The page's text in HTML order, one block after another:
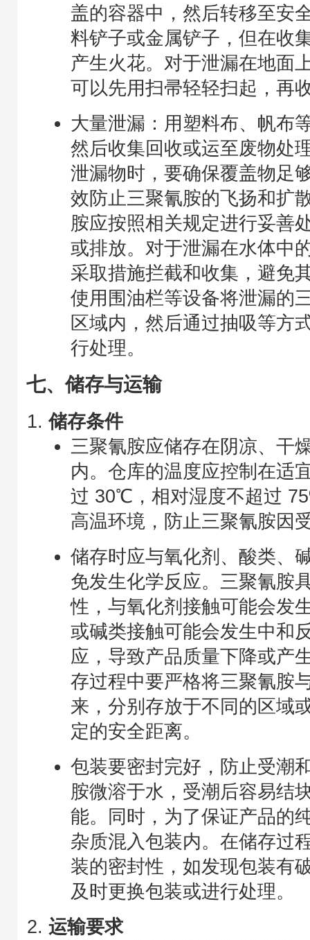
盖的容器中，然后转移至安
料铲子或金属铲子，但在收
产生火花。对于泄漏在地面
可以先用扫帚轻轻扫起，再
大量泄漏：用塑料布、帆布
然后收集回收或运至废物处
泄漏物时，要确保覆盖物足
效防止三聚氰胺的飞扬和扩
胺应按照相关规定进行妥善
或排放。对于泄漏在水体中
采取措施拦截和收集，避免
使用围油栏等设备将泄漏的
区域内，然后通过抽吸等方
行处理。
七、储存与运输
储存条件
三聚氰胺应储存在阴凉、干
内。仓库的温度应控制在适
过 30℃，相对湿度不超过
高温环境，防止三聚氰胺因
储存时应与氧化剂、酸类、
免发生化学反应。三聚氰胺
性，与氧化剂接触可能会发
或碱类接触可能会发生中和
应，导致产品质量下降或产
存过程中要严格将三聚氰胺
来，分别存放于不同的区域
定的安全距离。
包装要密封完好，防止受潮
胺微溶于水，受潮后容易结
能。同时，为了保证产品的
杂质混入包装内。在储存过
装的密封性，如发现包装有
及时更换包装或进行处理。
运输要求